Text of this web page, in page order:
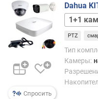
ч
а
с
т
т
а
а
Спросить
Dahua
2+2
камеры
камеры
PTZ
Тип
Камеры: